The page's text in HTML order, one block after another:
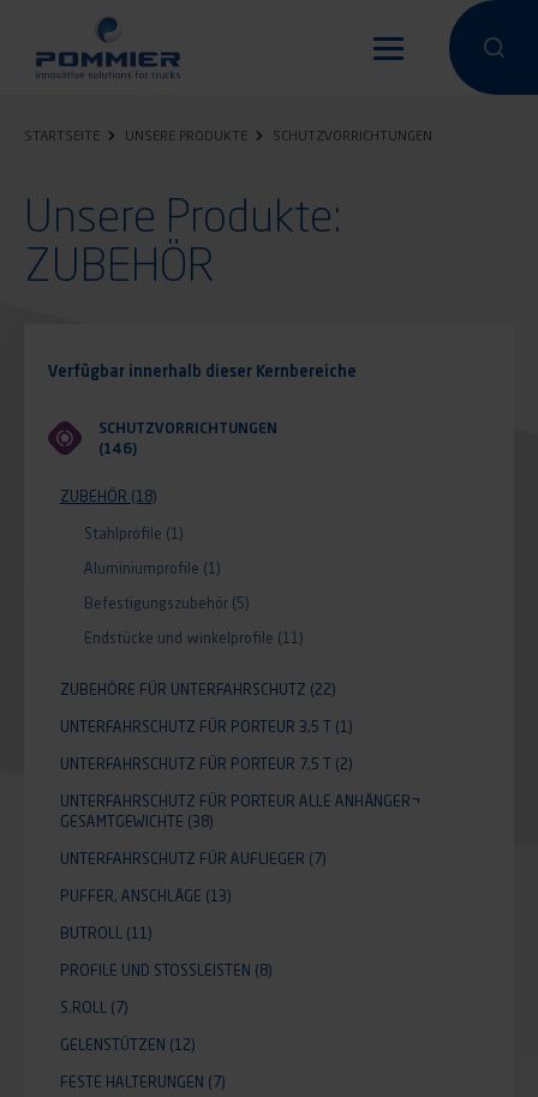
Inhalt
Eine
Eine
STARTSEITE UNSERE PRODUKTE SCHUTZVORRICHTUNGEN
Unsere Produkte:
ZUBEHÖR
Verfügbar innerhalb dieser Kernbereiche
SCHUTZVORRICHTUNGEN
(146)
ZUBEHÖR (18)
Stahlprofile (1)
Aluminiumprofile (1)
Befestigungszubehör (5)
Endstücke und winkelprofile (11)
ZUBEHÖRE FÜR UNTERFAHRSCHUTZ (22)
UNTERFAHRSCHUTZ FÜR PORTEUR 3,5 T (1)
UNTERFAHRSCHUTZ FÜR PORTEUR 7,5 T (2)
UNTERFAHRSCHUTZ FÜR PORTEUR ALLE ANHÄNGER¬
GESAMTGEWICHTE (38)
UNTERFAHRSCHUTZ FÜR AUFLIEGER (7)
PUFFER, ANSCHLÄGE (13)
BUTROLL (11)
PROFILE UND STOSSLEISTEN (8)
S.ROLL (7)
GELENSTÜTZEN (12)
FESTE HALTERUNGEN (7)